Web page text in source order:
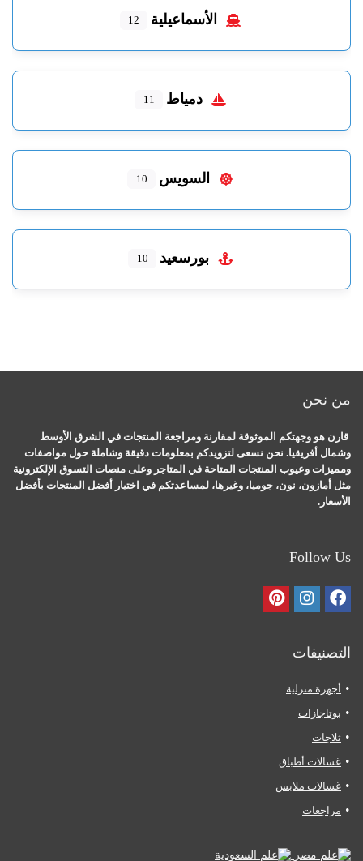
الأسماعيلية 12
دمياط 11
السويس 10
بورسعيد 10
من نحن
قارن هو وجهتكم الموثوقة لمقارنة ومراجعة المنتجات في الشرق الأوسط
وشمال أفريقيا. نحن نسعى لتزويدكم بمعلومات دقيقة وشاملة حول مواصفات
ومميزات وعيوب المنتجات المتاحة في المتاجر وعلى منصات التسوق الإلكترونية
مثل أمازون، نون، جوميا، وغيرها، لمساعدتكم في اختيار أفضل المنتجات بأفضل
الأسعار.
Follow Us
التصنيفات
أجهزة منزلية
بوتاجازات
ثلاجات
غسالات أطباق
غسالات ملابس
مراجعات